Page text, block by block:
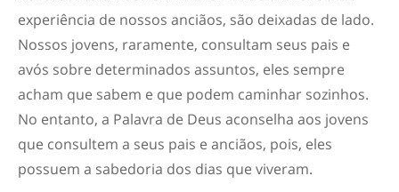
experiência de nossos anciãos, são deixadas de lado.
Nossos jovens, raramente, consultam seus pais e
avós sobre determinados assuntos, eles sempre
acham que sabem e que podem caminhar sozinhos.
No entanto, a Palavra de Deus aconselha aos jovens
que consultem a seus pais e anciãos, pois, eles
possuem a sabedoria dos dias que viveram.